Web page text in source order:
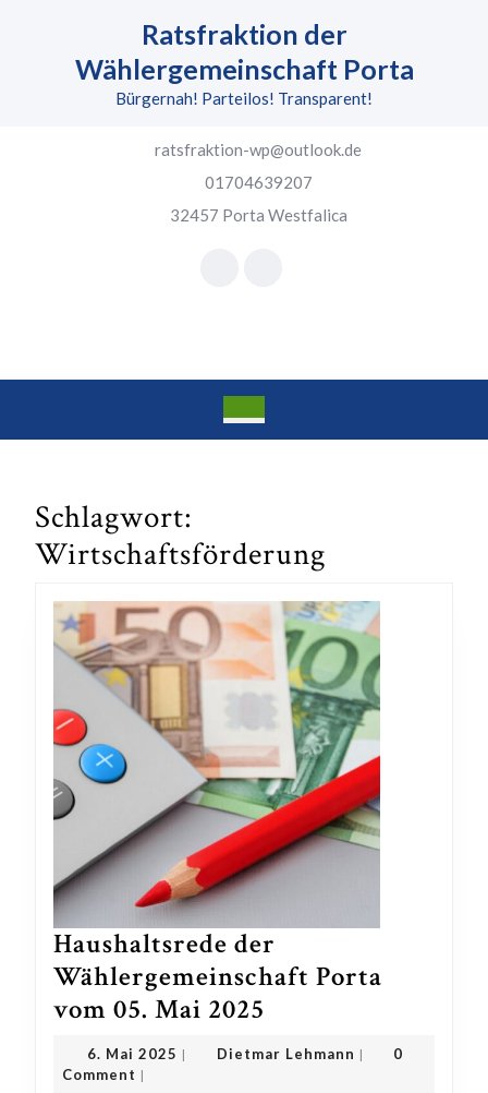
Ratsfraktion der
Wählergemeinschaft Porta
Bürgernah! Parteilos! Transparent!
ratsfraktion-wp@outlook.de
01704639207
32457 Porta Westfalica
Schlagwort:
Wirtschaftsförderung
Haushaltsrede der
Wählergemeinschaft Porta
vom 05. Mai 2025
der
6. Mai 2025 6.| Dietmar Lehmann Dietmar
|
0
Comment |